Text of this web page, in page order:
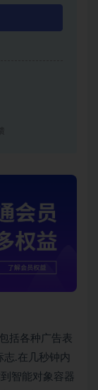
括各种广告表
志.在几秒钟内
智能对象容器